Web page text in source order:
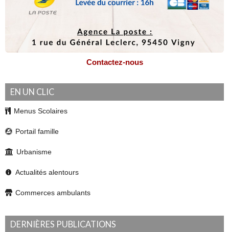
Contactez-nous
EN UN CLIC
Menus Scolaires
Portail famille
Urbanisme
Actualités alentours
Commerces ambulants
DERNIÈRES PUBLICATIONS